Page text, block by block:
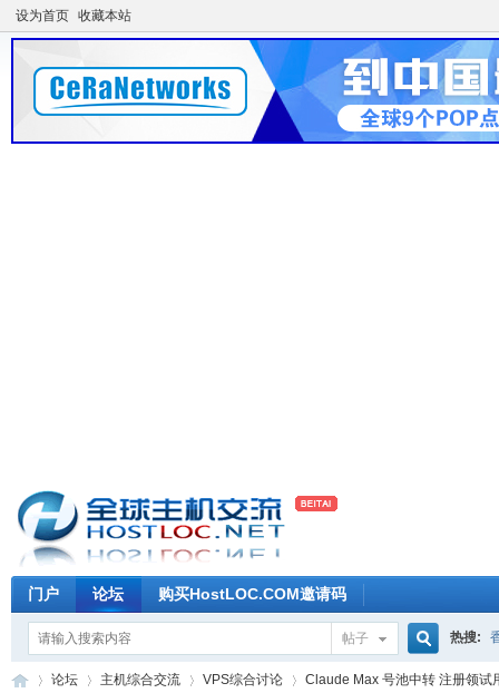
设为首页 收藏本站
门户 论坛 购买HostLOC.COM邀请码
帖子
搜
热搜:
论坛 主机综合交流 VPS综合讨论 Claude Max 号池中转 注册领试